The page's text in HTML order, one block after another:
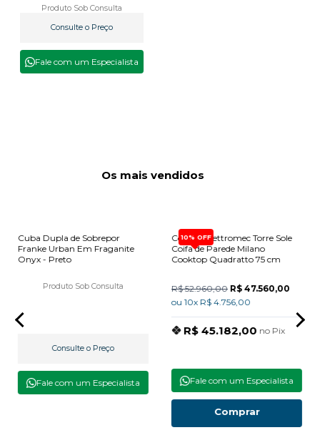
Produto Sob Consulta
Consulte o Preço
Fale com um Especialista
Os mais vendidos
Cuba Dupla de Sobrepor
Franke Urban Em Fraganite
Onyx - Preto
Produto Sob Consulta
Consulte o Preço
Fale com um Especialista
10% OFF
Combo Elettromec Torre Sole
Coifa de Parede Milano
Cooktop Quadratto 75 cm
R$ 52.960,00 R$ 47.560,00
ou 10x R$ 4.756,00
R$ 45.182,00 no Pix
Fale com um Especialista
Comprar